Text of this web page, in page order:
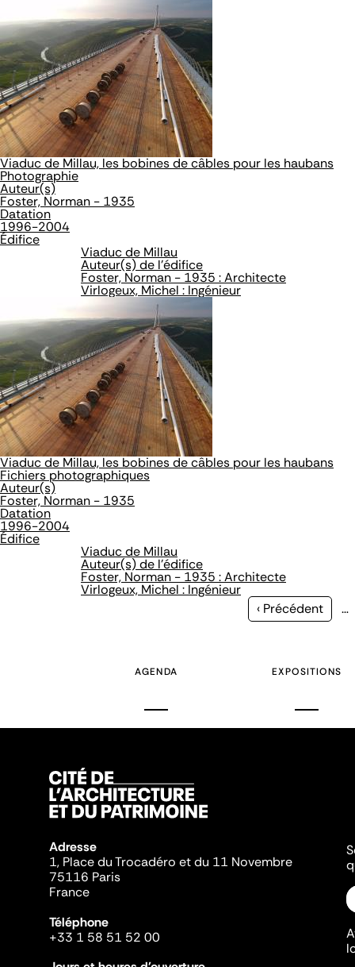
Viaduc de Millau, les bobines de câbles pour les haubans
Photographie
Auteur(s)
Foster, Norman - 1935
Datation
1996-2004
Édifice
Viaduc de Millau
Auteur(s) de l'édifice
Foster, Norman - 1935 : Architecte
Virlogeux, Michel : Ingénieur
Viaduc de Millau, les bobines de câbles pour les haubans
Fichiers photographiques
Auteur(s)
Foster, Norman - 1935
Datation
1996-2004
Édifice
Viaduc de Millau
Auteur(s) de l'édifice
Foster, Norman - 1935 : Architecte
Virlogeux, Michel : Ingénieur
Page
‹ Précédent …
AGENDA EXPOSITIONS
Adresse
1, Place du Trocadéro et du 11 Novembre
75116 Paris
France
Téléphone
+33 1 58 51 52 00